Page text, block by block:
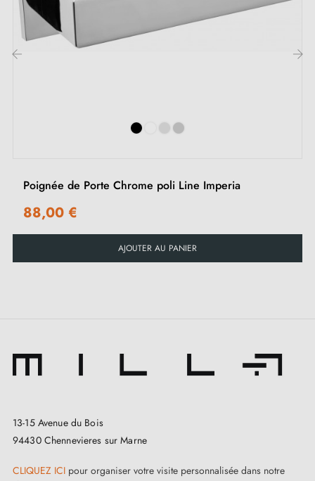
Vis et clé Allen de 3 mm pour l'assemblage
Jeu de vis à bois (sur demande spéciale)
Poignée de Porte Chrome poli Line Imperia
88,00 €
AJOUTER AU PANIER
13-15 Avenue du Bois
94430 Chennevieres sur Marne
CLIQUEZ ICI pour organiser votre visite personnalisée dans notre